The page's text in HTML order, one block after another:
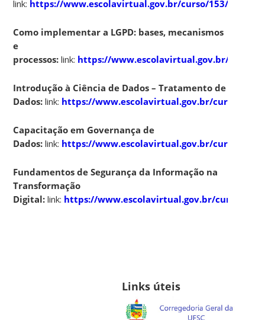
link: https://www.escolavirtual.gov.br/curso/153/
Como implementar a LGPD: bases, mecanismos
e
processos:link: https://www.escolavirtual.gov.br/curso/
Introdução à Ciência de Dados – Tratamento de
Dados:link: https://www.escolavirtual.gov.br/curso/1257
Capacitação em Governança de
Dados:link: https://www.escolavirtual.gov.br/curso/1373
Fundamentos de Segurança da Informação na
Transformação
Digital:link: https://www.escolavirtual.gov.br/curso/916
Links úteis